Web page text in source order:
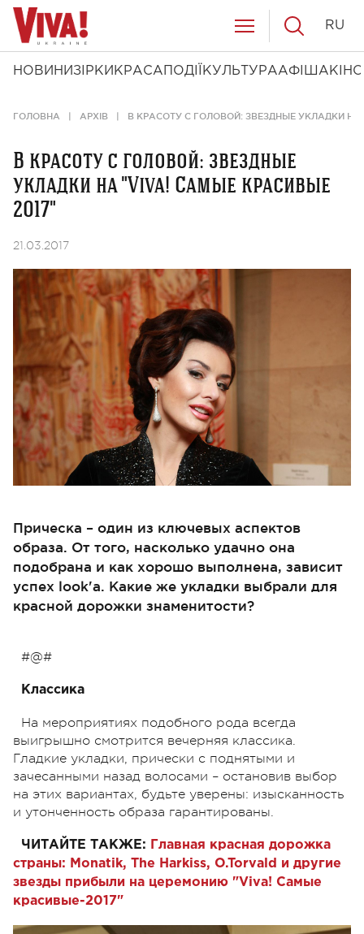
НОВИНИ ЗІРКИ КРАСА ПОДІЇ КУЛЬТУРААФІША КІНО
RU
ГОЛОВНА АРХІВ В КРАСОТУ С ГОЛОВОЙ: ЗВЕЗДНЫЕ УКЛАДКИ НА
В красоту с головой: звездные
укладки на "Viva! Самые красивые
2017"
21.03.2017
Прическа – один из ключевых аспектов
образа. От того, насколько удачно она
подобрана и как хорошо выполнена, зависит
успех look'а. Какие же укладки выбрали для
красной дорожки знаменитости?
#@#
Классика
На мероприятиях подобного рода всегда
выигрышно смотрится вечерняя классика.
Гладкие укладки, прически с поднятыми и
зачесанными назад волосами – остановив выбор
на этих вариантах, будьте уверены: изысканность
и утонченность образа гарантированы.
ЧИТАЙТЕ ТАКЖЕ:
Главная красная дорожка
страны: Monatik, The Harkiss, O.Torvald и другие
звезды прибыли на церемонию "Viva! Самые
красивые-2017"